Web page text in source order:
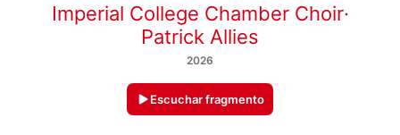
Imperial College Chamber Choir·
Patrick Allies
2026
Escuchar fragmento